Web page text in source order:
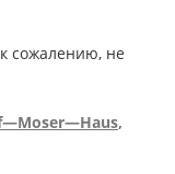
сожалению, не
—Moser—Haus,